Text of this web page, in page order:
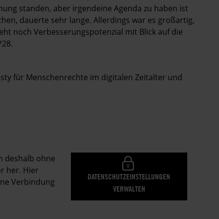
standen, aber irgendeine Agenda zu haben ist
dauerte sehr lange. Allerdings war es großartig,
noch Verbesserungspotenzial mit Blick auf die
für Menschenrechte im digitalen Zeitalter und
deshalb ohne
her. Hier
Verbindung
DATENSCHUTZEINSTELLUNGEN
VERWALTEN